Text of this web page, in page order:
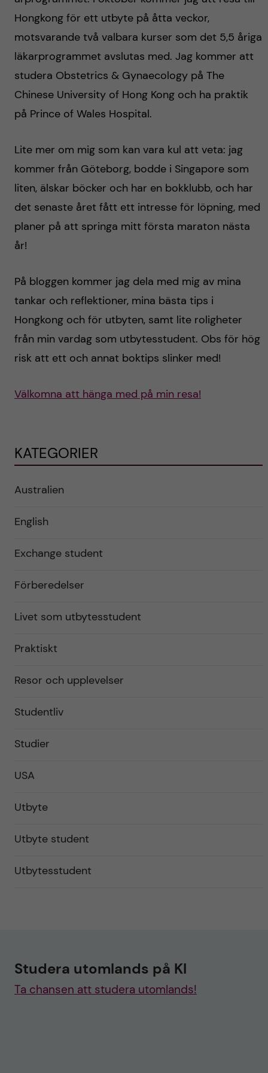
Hongkong för ett utbyte på åtta veckor,
motsvarande två valbara kurser som det 5,5 åriga
läkarprogrammet avslutas med. Jag kommer att
studera Obstetrics & Gynaecology på The
Chinese University of Hong Kong och ha praktik
på Prince of Wales Hospital.
Lite mer om mig som kan vara kul att veta: jag
kommer från Göteborg, bodde i Singapore som
liten, älskar böcker och har en bokklubb, och har
det senaste året fått ett intresse för löpning, med
planer på att springa mitt första maraton nästa
år!
På bloggen kommer jag dela med mig av mina
tankar och reflektioner, mina bästa tips i
Hongkong och för utbyten, samt lite roligheter
från min vardag som utbytesstudent. Obs för hög
risk att ett och annat boktips slinker med!
Välkomna att hänga med på min resa!
KATEGORIER
Australien
English
Exchange student
Förberedelser
Livet som utbytesstudent
Praktiskt
Resor och upplevelser
Studentliv
Studier
USA
Utbyte
Utbyte student
Utbytesstudent
Studera utomlands på KI
Ta chansen att studera utomlands!